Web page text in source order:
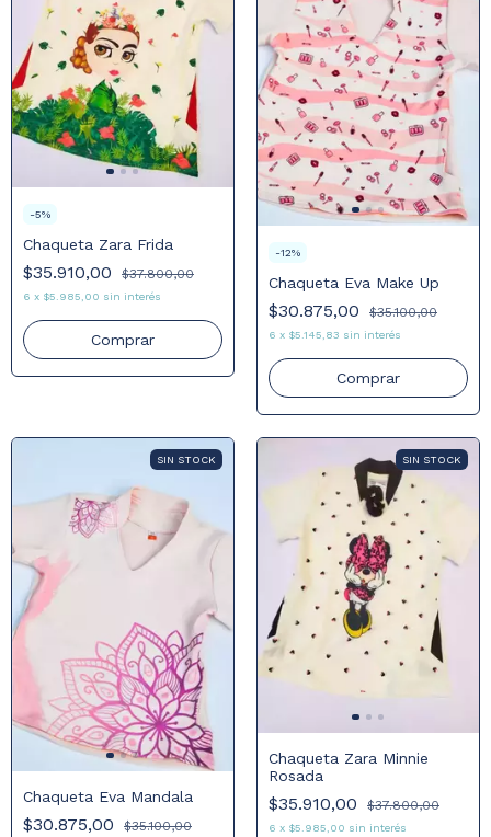
-5%
Chaqueta Zara Frida
$35.910,00 $37.800,00
6 x $5.985,00 sin interés
Comprar
-12%
Chaqueta Eva Make Up
$30.875,00 $35.100,00
6 x $5.145,83 sin interés
Comprar
SIN STOCK
Chaqueta Eva Mandala
$30.875,00 $35.100,00
SIN STOCK
Chaqueta Zara Minnie
Rosada
$35.910,00 $37.800,00
6 x $5.985,00 sin interés